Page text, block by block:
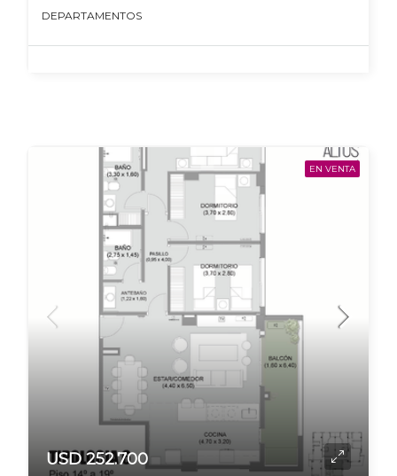
DEPARTAMENTOS
EN VENTA
USD 252.700